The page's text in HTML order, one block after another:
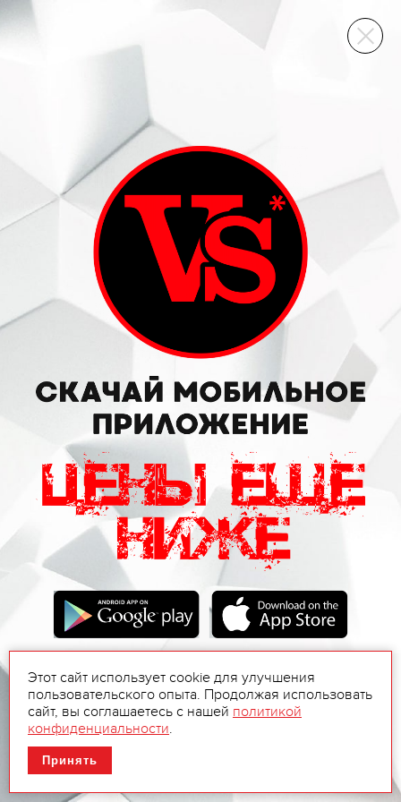
ВИННЫЙ СКЛАД
Этот сайт использует cookie для улучшения
пользовательского опыта. Продолжая использовать
сайт, вы соглашаетесь с нашей политикой
конфиденциальности.
Принять